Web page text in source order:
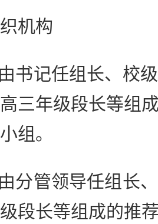
机构
记任组长、校级
三年级段长等组
组。
管领导任组长、
段长等组成的推